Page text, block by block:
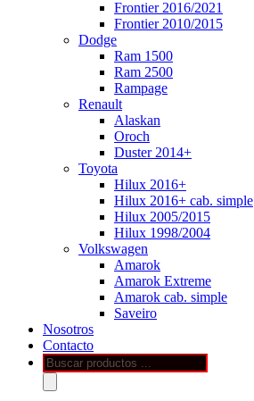
Frontier 2016/2021
Frontier 2010/2015
Dodge
Ram 1500
Ram 2500
Rampage
Renault
Alaskan
Oroch
Duster 2014+
Toyota
Hilux 2016+
Hilux 2016+ cab. simple
Hilux 2005/2015
Hilux 1998/2004
Volkswagen
Amarok
Amarok Extreme
Amarok cab. simple
Saveiro
Nosotros
Contacto
Búsqueda
de
productos